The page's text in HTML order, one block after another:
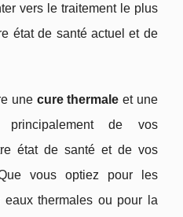
vers le traitement le plus
état de santé actuel et de
une cure thermale et une
de vos
état de santé et de vos
vous optiez pour les
eaux thermales ou pour la